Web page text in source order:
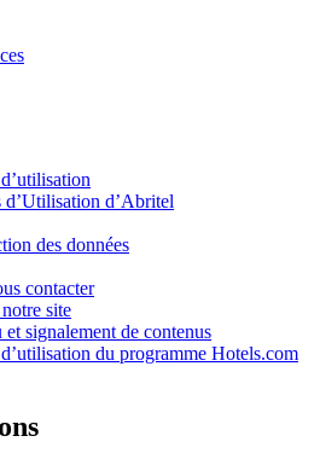
d’Abritel
des données
contacter
site
signalement de contenus
du programme Hotels.com